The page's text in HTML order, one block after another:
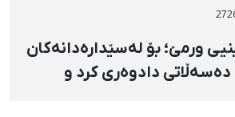
ورمێ؛ بۆ لەسێدارەدانەکان
دادوەری کرد و